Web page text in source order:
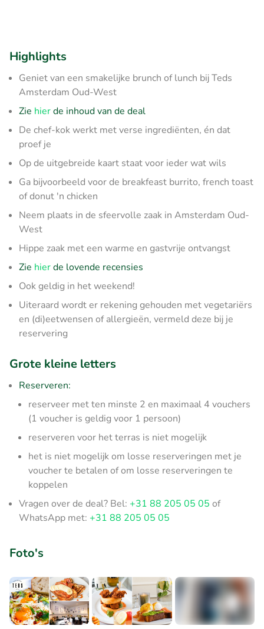
Highlights
Geniet van een smakelijke brunch of lunch bij Teds
Amsterdam Oud-West
Zie hierde inhoud van de deal
De chef-kok werkt met verse ingrediënten, én dat
proef je
Op de uitgebreide kaart staat voor ieder wat wils
Ga bijvoorbeeld voor de breakfeast burrito, french toast
of donut 'n chicken
Neem plaats in de sfeervolle zaak in Amsterdam Oud-
West
Hippe zaak met een warme en gastvrije ontvangst
Zie hierde lovende recensies
Ook geldig in het weekend!
Uiteraard wordt er rekening gehouden met vegetariërs
en (di)eetwensen of allergieën, vermeld deze bij je
reservering
Grote kleine letters
Reserveren:
reserveer met ten minste 2 en maximaal 4 vouchers
(1 voucher is geldig voor 1 persoon)
reserveren voor het terras is niet mogelijk
het is niet mogelijk om losse reserveringen met je
voucher te betalen of om losse reserveringen te
koppelen
Vragen over de deal? Bel: +31 88 205 05 05 of
WhatsApp met: +31 88 205 05 05
Foto's